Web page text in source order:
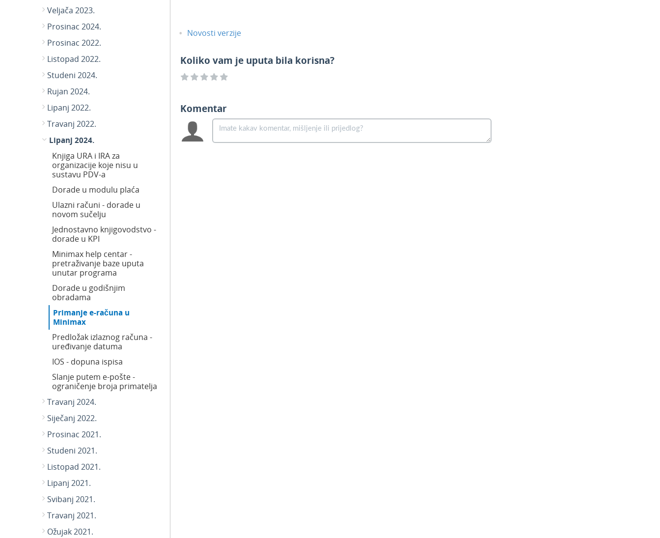
Veljača 2023.
Prosinac 2024.
Prosinac 2022.
Listopad 2022.
Studeni 2024.
Rujan 2024.
Lipanj 2022.
Travanj 2022.
Lipanj 2024.
Knjiga URA i IRA za
organizacije koje nisu u
sustavu PDV-a
Dorade u modulu plaća
Ulazni računi - dorade u
novom sučelju
Jednostavno knjigovodstvo -
dorade u KPI
Minimax help centar -
pretraživanje baze uputa
unutar programa
Dorade u godišnjim
obradama
Primanje e-računa u
Minimax
Predložak izlaznog računa -
uređivanje datuma
IOS - dopuna ispisa
Slanje putem e-pošte -
ograničenje broja primatelja
Travanj 2024.
Siječanj 2022.
Prosinac 2021.
Studeni 2021.
Listopad 2021.
Lipanj 2021.
Svibanj 2021.
Travanj 2021.
Ožujak 2021.
Novosti verzije
Koliko vam je uputa bila korisna?
Komentar